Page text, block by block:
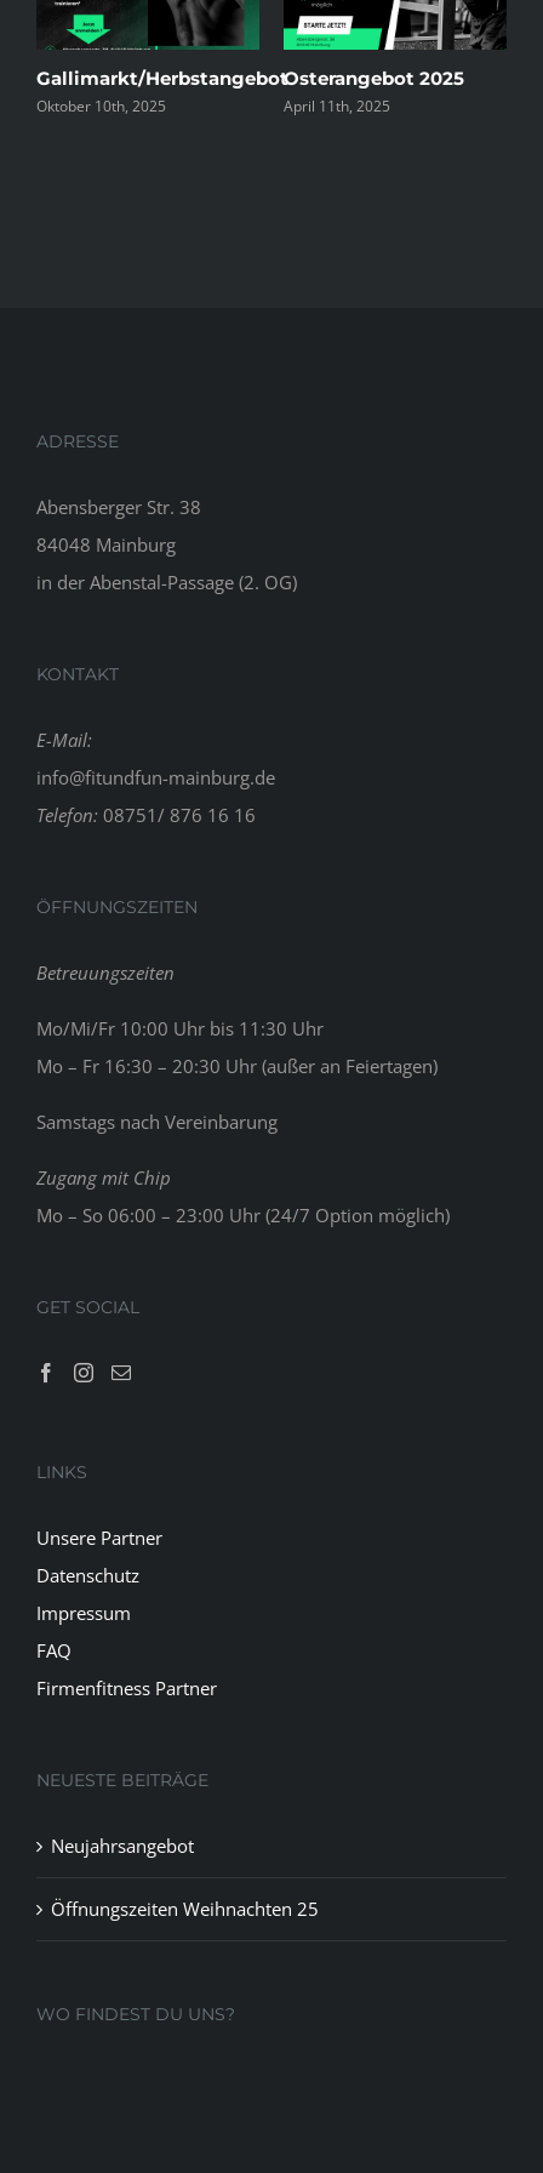
Gallimarkt/Herbstangebot
Oktober 10th, 2025
Osterangebot 2025
April 11th, 2025
ADRESSE
Abensberger Str. 38
84048 Mainburg
in der Abenstal-Passage (2. OG)
KONTAKT
E-Mail:
info@fitundfun-mainburg.de
Telefon: 08751/ 876 16 16
ÖFFNUNGSZEITEN
Betreuungszeiten
Mo/Mi/Fr 10:00 Uhr bis 11:30 Uhr
Mo – Fr 16:30 – 20:30 Uhr (außer an Feiertagen)
Samstags nach Vereinbarung
Zugang mit Chip
Mo – So 06:00 – 23:00 Uhr (24/7 Option möglich)
GET SOCIAL
LINKS
Unsere Partner
Datenschutz
Impressum
FAQ
Firmenfitness Partner
NEUESTE BEITRÄGE
Neujahrsangebot
Öffnungszeiten Weihnachten 25
WO FINDEST DU UNS?